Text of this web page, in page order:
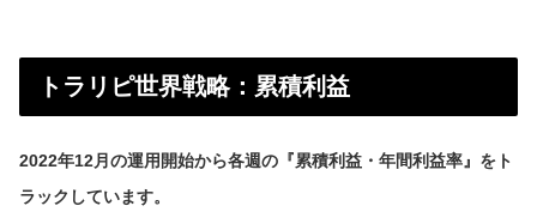
トラリピ世界戦略：累積利益
2022年12月の運用開始から各週の『累積利益・年間利益率』をト
ラックしています。